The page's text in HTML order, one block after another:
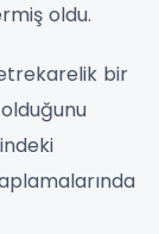
oldu.
bir